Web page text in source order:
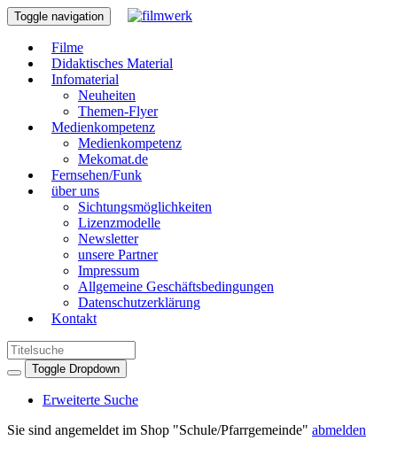
Toggle navigation
Filme
Didaktisches Material
Infomaterial
Neuheiten
Themen-Flyer
Medienkompetenz
Medienkompetenz
Mekomat.de
Fernsehen/Funk
über uns
Sichtungsmöglichkeiten
Lizenzmodelle
Newsletter
unsere Partner
Impressum
Allgemeine Geschäftsbedingungen
Datenschutzerklärung
Kontakt
Toggle Dropdown
Erweiterte Suche
Sie sind angemeldet im Shop "Schule/Pfarrgemeinde" abmelden